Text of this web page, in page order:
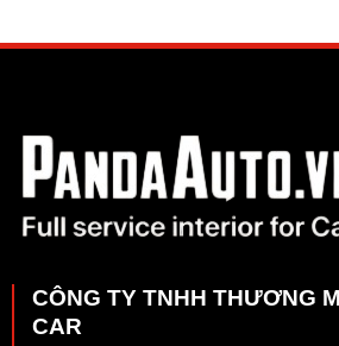
CÔNG TY TNHH THƯƠNG
CAR